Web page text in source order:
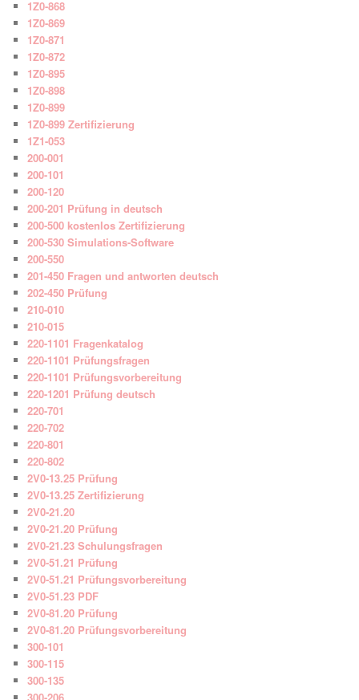
1Z0-868
1Z0-869
1Z0-871
1Z0-872
1Z0-895
1Z0-898
1Z0-899
1Z0-899 Zertifizierung
1Z1-053
200-001
200-101
200-120
200-201 Prüfung in deutsch
200-500 kostenlos Zertifizierung
200-530 Simulations-Software
200-550
201-450 Fragen und antworten deutsch
202-450 Prüfung
210-010
210-015
220-1101 Fragenkatalog
220-1101 Prüfungsfragen
220-1101 Prüfungsvorbereitung
220-1201 Prüfung deutsch
220-701
220-702
220-801
220-802
2V0-13.25 Prüfung
2V0-13.25 Zertifizierung
2V0-21.20
2V0-21.20 Prüfung
2V0-21.23 Schulungsfragen
2V0-51.21 Prüfung
2V0-51.21 Prüfungsvorbereitung
2V0-51.23 PDF
2V0-81.20 Prüfung
2V0-81.20 Prüfungsvorbereitung
300-101
300-115
300-135